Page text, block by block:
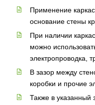
Применение
основание стены
При наличии
можно
электропроводка,
В зазор между
коробки и прочие
Также в указанный